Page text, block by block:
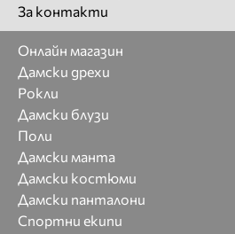
За контакти
Онлайн магазин
Дамски дрехи
Рокли
Дамски блузи
Поли
Дамски манта
Дамски костюми
Дамски панталони
Спортни екипи